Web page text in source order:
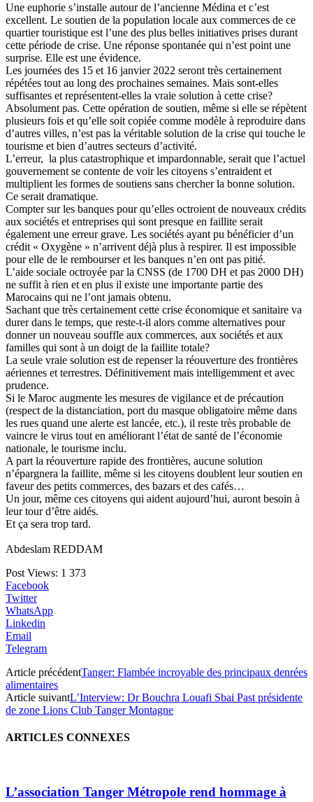
Une euphorie s’installe autour de l’ancienne Médina et c’est
excellent. Le soutien de la population locale aux commerces de ce
quartier touristique est l’une des plus belles initiatives prises durant
cette période de crise. Une réponse spontanée qui n’est point une
surprise. Elle est une évidence.
Les journées des 15 et 16 janvier 2022 seront très certainement
répétées tout au long des prochaines semaines. Mais sont-elles
suffisantes et représentent-elles la vraie solution à cette crise?
Absolument pas. Cette opération de soutien, même si elle se répètent
plusieurs fois et qu’elle soit copiée comme modèle à reproduire dans
d’autres villes, n’est pas la véritable solution de la crise qui touche le
tourisme et bien d’autres secteurs d’activité.
L’erreur, la plus catastrophique et impardonnable, serait que l’actuel
gouvernement se contente de voir les citoyens s’entraident et
multiplient les formes de soutiens sans chercher la bonne solution.
Ce serait dramatique.
Compter sur les banques pour qu’elles octroient de nouveaux crédits
aux sociétés et entreprises qui sont presque en faillite serait
également une erreur grave. Les sociétés ayant pu bénéficier d’un
crédit « Oxygène » n’arrivent déjà plus à respirer. Il est impossible
pour elle de le rembourser et les banques n’en ont pas pitié.
L’aide sociale octroyée par la CNSS (de 1700 DH et pas 2000 DH)
ne suffit à rien et en plus il existe une importante partie des
Marocains qui ne l’ont jamais obtenu.
Sachant que très certainement cette crise économique et sanitaire va
durer dans le temps, que reste-t-il alors comme alternatives pour
donner un nouveau souffle aux commerces, aux sociétés et aux
familles qui sont à un doigt de la faillite totale?
La seule vraie solution est de repenser la réouverture des frontières
aériennes et terrestres. Définitivement mais intelligemment et avec
prudence.
Si le Maroc augmente les mesures de vigilance et de précaution
(respect de la distanciation, port du masque obligatoire même dans
les rues quand une alerte est lancée, etc.), il reste très probable de
vaincre le virus tout en améliorant l’état de santé de l’économie
nationale, le tourisme inclu.
A part la réouverture rapide des frontières, aucune solution
n’épargnera la faillite, même si les citoyens doublent leur soutien en
faveur des petits commerces, des bazars et des cafés…
Un jour, même ces citoyens qui aident aujourd’hui, auront besoin à
leur tour d’être aidés.
Et ça sera trop tard.
Abdeslam REDDAM
Post Views: 1 373
Facebook
Twitter
WhatsApp
Linkedin
Email
Telegram
Article précédentTanger: Flambée incroyable des principaux denrées
alimentaires
Article suivantL’Interview: Dr Bouchra Louafi Sbai Past présidente
de zone Lions Club Tanger Montagne
ARTICLES CONNEXES
L’association Tanger Métropole rend hommage à